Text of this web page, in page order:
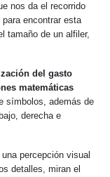
nos da el recorrido
encontrar esta
tamaño de un alfiler,
del gasto
matemáticas
símbolos, además de
derecha e
percepción visual
detalles, miran el